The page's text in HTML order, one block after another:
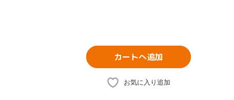
カートへ追加
お気に入り追加